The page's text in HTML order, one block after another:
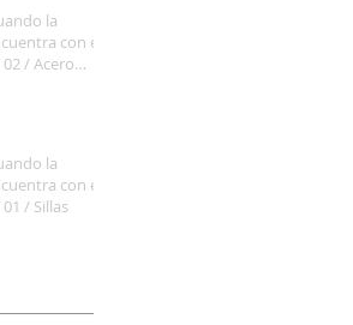
la
con el
02 / Acero
la
con el
/ Sillas